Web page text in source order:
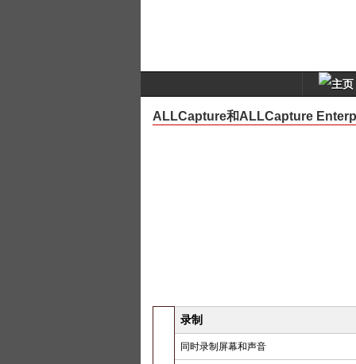
ALLCapture和ALLCapture
录制
同时录制屏幕和声音